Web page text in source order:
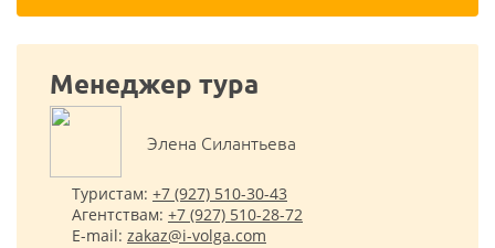
Менеджер тура
Элена Cилантьева
Туристам: +7 (927) 510-30-43
Агентствам: +7 (927) 510-28-72
E-mail: zakaz@i-volga.com